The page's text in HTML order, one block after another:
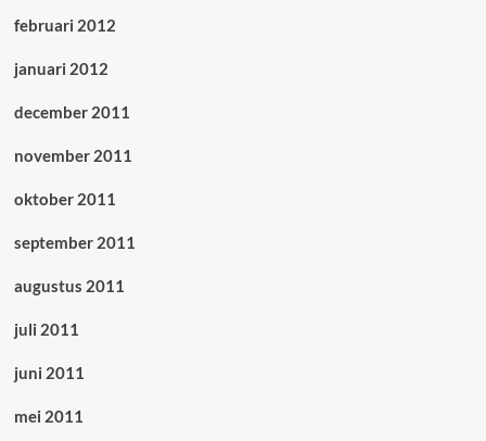
februari 2012
januari 2012
december 2011
november 2011
oktober 2011
september 2011
augustus 2011
juli 2011
juni 2011
mei 2011